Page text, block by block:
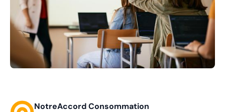
NotreAccord Consommation